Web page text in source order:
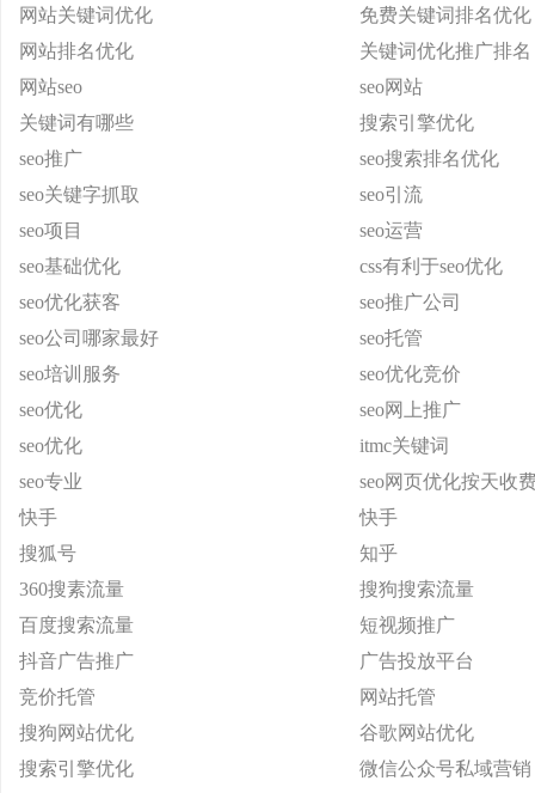
网站关键词优化
免费关键词排名优化
网站排名优化
关键词优化推广排名
网站seo
seo网站
关键词有哪些
搜索引擎优化
seo推广
seo搜索排名优化
seo关键字抓取
seo引流
seo项目
seo运营
seo基础优化
css有利于seo优化
seo优化获客
seo推广公司
seo公司哪家最好
seo托管
seo培训服务
seo优化竞价
seo优化
seo网上推广
seo优化
itmc关键词
seo专业
seo网页优化按天收
快手
快手
搜狐号
知乎
360搜素流量
搜狗搜索流量
百度搜索流量
短视频推广
抖音广告推广
广告投放平台
竞价托管
网站托管
搜狗网站优化
谷歌网站优化
搜索引擎优化
微信公众号私域营销